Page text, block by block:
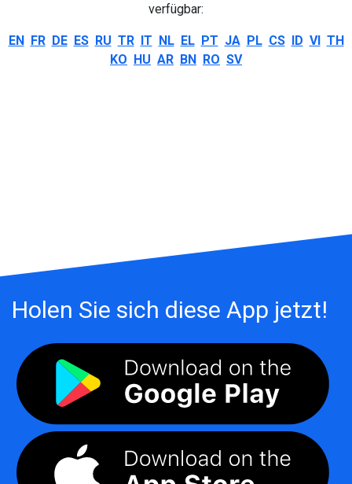
verfügbar:
EN FR DE ES RU TR IT NL EL PT JA PL CS ID VI TH
KO HU AR BN RO SV
Holen Sie sich diese App jetzt!